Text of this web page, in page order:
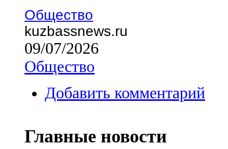
Общество
kuzbassnews.ru
09/07/2026
Общество
Добавить комментарий
Главные новости